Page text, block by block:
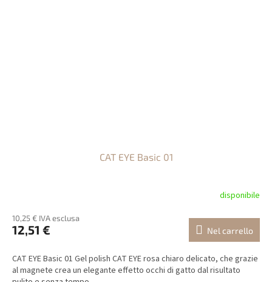
CAT EYE Basic 01
disponibile
10,25 € IVA esclusa
12,51 € Nel carrello
CAT EYE Basic 01 Gel polish CAT EYE rosa chiaro delicato, che grazie
al magnete crea un elegante effetto occhi di gatto dal risultato